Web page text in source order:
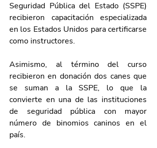
Seguridad Pública del Estado (SSPE)
recibieron capacitación especializada
en los Estados Unidos para certificarse
como instructores.
Asimismo, al término del curso
recibieron en donación dos canes que
se suman a la SSPE, lo que la
convierte en una de las instituciones
de seguridad pública con mayor
número de binomios caninos en el
país.